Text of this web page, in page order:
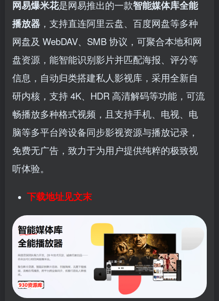
网易爆米花是网易推出的一款智能媒体库全能
播放器 ，支持直连阿里云盘、百度网盘等多种
网盘及 WebDAV、SMB 协议，可聚合本地和网
盘资源，能智能识别影片并匹配海报、评分等
信息，自动归类搭建私人影视库，采用全新自
研内核，支持 4K、HDR 高清解码等功能，可流
畅播放多种格式视频，且支持手机、电视、电
脑等多平台跨设备同步影视资源与播放记录，
免费无广告，致力于为用户提供纯粹的极致视
听体验。
下载地址见文末